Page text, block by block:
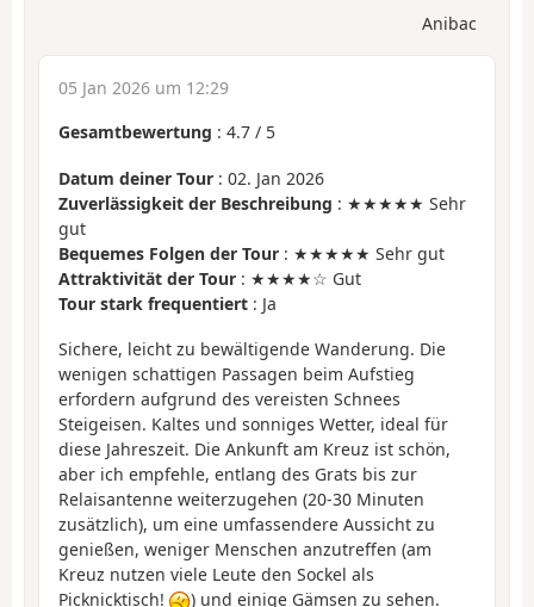
Anibac
05 Jan 2026 um 12:29
Gesamtbewertung : 4.7 / 5
Datum deiner Tour : 02. Jan 2026
Zuverlässigkeit der Beschreibung : ★★★★★ Sehr
gut
Bequemes Folgen der Tour : ★★★★★ Sehr gut
Attraktivität der Tour : ★★★★☆ Gut
Tour stark frequentiert : Ja
Sichere, leicht zu bewältigende Wanderung. Die
wenigen schattigen Passagen beim Aufstieg
erfordern aufgrund des vereisten Schnees
Steigeisen. Kaltes und sonniges Wetter, ideal für
diese Jahreszeit. Die Ankunft am Kreuz ist schön,
aber ich empfehle, entlang des Grats bis zur
Relaisantenne weiterzugehen (20-30 Minuten
zusätzlich), um eine umfassendere Aussicht zu
genießen, weniger Menschen anzutreffen (am
Kreuz nutzen viele Leute den Sockel als
Picknicktisch!
) und einige Gämsen zu sehen.